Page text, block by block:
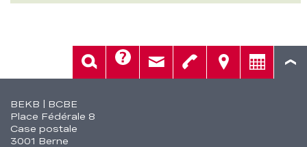
Fusszeile
BEKB | BCBE
Place Fédérale 8
Case postale
3001 Berne